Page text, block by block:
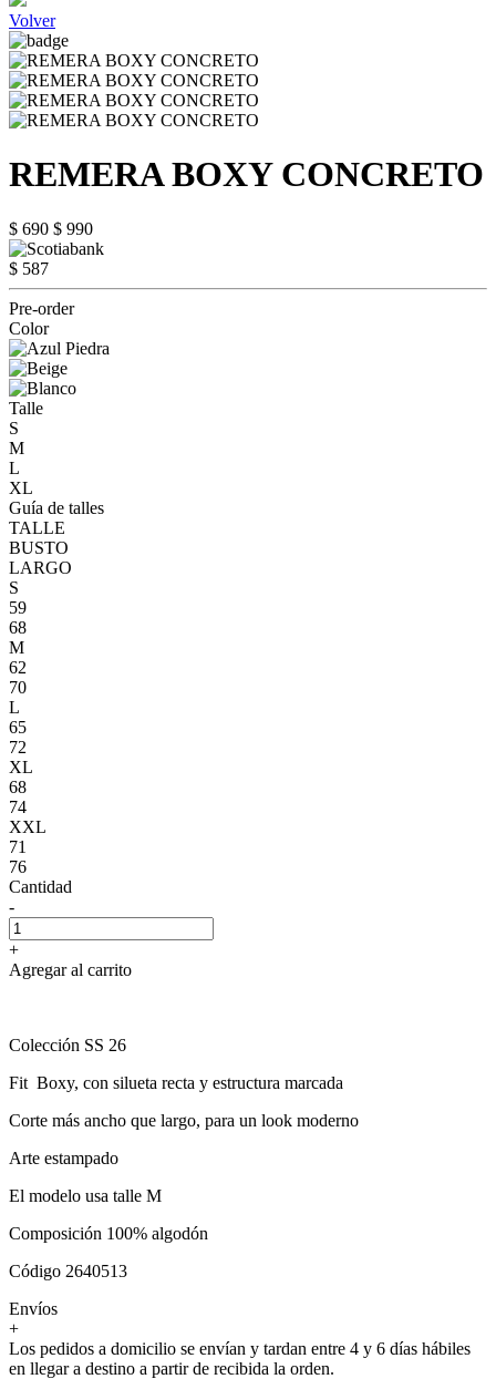
Volver
REMERA BOXY CONCRETO
$ 690 $ 990
$ 587
Pre-order
Color
Talle
S
M
L
XL
Guía de talles
TALLE
BUSTO
LARGO
S
59
68
M
62
70
L
65
72
XL
68
74
XXL
71
76
Cantidad
-
+
Agregar al carrito
Colección SS 26
Fit Boxy, con silueta recta y estructura marcada
Corte más ancho que largo, para un look moderno
Arte estampado
El modelo usa talle M
Composición 100% algodón
Código 2640513
Envíos
+
Los pedidos a domicilio se envían y tardan entre 4 y 6 días hábiles
en llegar a destino a partir de recibida la orden.